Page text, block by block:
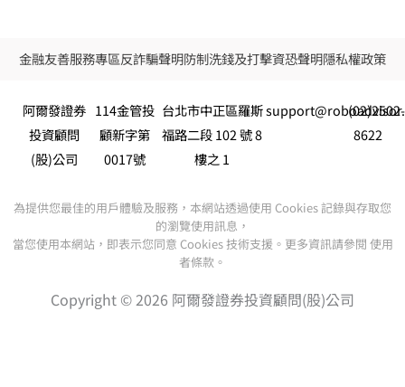
金融友善服務專區反詐騙聲明防制洗錢及打擊資恐聲明隱私權政策
阿爾發證券
投資顧問
(股)公司
114金管投
顧新字第
0017號
台北市中正區羅斯
福路二段 102 號 8
樓之 1
(02)2502-
8622
為提供您最佳的用戶體驗及服務，本網站透過使用 Cookies 記錄與存取您
的瀏覽使用訊息，
當您使用本網站，即表示您同意 Cookies 技術支援。更多資訊請參閱 使用
者條款。
Copyright © 2026 阿爾發證券投資顧問(股)公司